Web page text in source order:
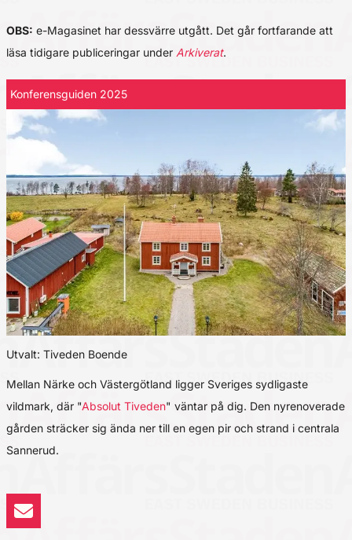
OBS: e-Magasinet har dessvärre utgått. Det går fortfarande att
läsa tidigare publiceringar under Arkiverat.
Konferensguiden 2025
Utvalt: Tiveden Boende
Mellan Närke och Västergötland ligger Sveriges sydligaste
vildmark, där "Absolut Tiveden" väntar på dig. Den nyrenoverade
gården sträcker sig ända ner till en egen pir och strand i centrala
Sannerud.